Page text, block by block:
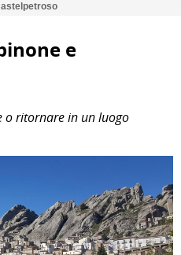
e
o ritornare in un luogo